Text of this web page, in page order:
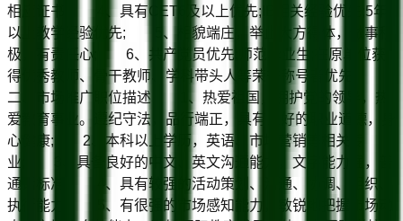
相应证书; 4、具有CET6及以上优先;IB相关经验优先;5年
以上教学经验优先; 5、相貌端庄，举止大方得体，做事积
极，有责任心; 6、共产党员优先;师范毕业生;在原单位获
得优秀教师、骨干教师、学科带头人等荣誉称号者优先。
二、市场推广职位描述 1、热爱祖国，拥护党的领导，热
爱教育事业。遵纪守法，品行端正，具有良好的职业道德，身
心健康; 2、本科以上学历，英语、市场营销等相关专
业; 3、具备良好的中文、英文沟通能力，文字能力强，普
通话标准; 4、具有较强的活动策划、沟通、协调、组织、
执行能力; 5、有很强的市场感知能力，敏锐地把握市场动